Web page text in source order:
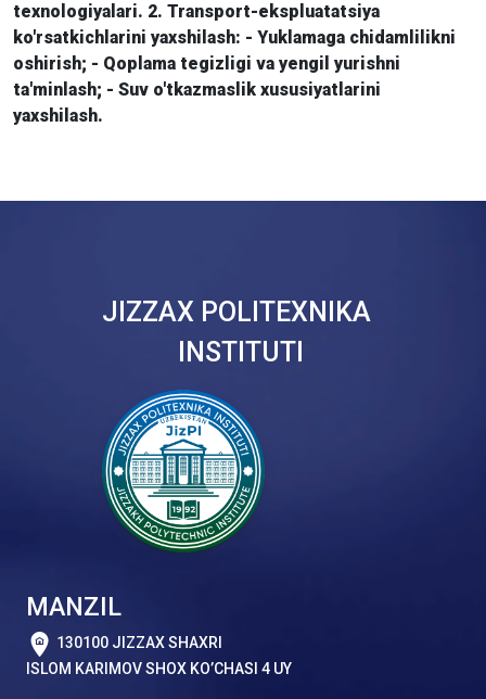
texnologiyalari. 2. Transport-ekspluatatsiya
ko'rsatkichlarini yaxshilash: - Yuklamaga chidamlilikni
oshirish; - Qoplama tegizligi va yengil yurishni
ta'minlash; - Suv o'tkazmaslik xususiyatlarini
yaxshilash.
JIZZAX POLITEXNIKA
INSTITUTI
MANZIL
130100 JIZZAX SHAXRI
ISLOM KARIMOV SHOX KO’CHASI 4 UY